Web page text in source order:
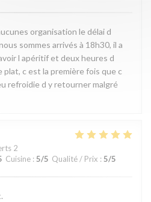
organisation le délai d
sommes arrivés à 18h30, il a
l apéritif et deux heures d
c est la première fois que c
refroidie d y retourner malgré
2
Cuisine : 5/5 Qualité / Prix : 5/5